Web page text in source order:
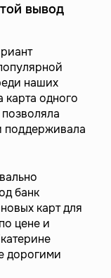
вывод
наших
карта одного
поддерживала
банк
карт для
цене и
дорогими